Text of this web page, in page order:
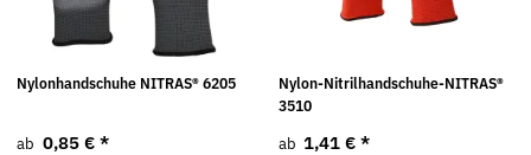
Nylonhandschuhe NITRAS® 6205
ab 0,85 € *
Nylon-Nitrilhandschuhe-NITRAS®
3510
ab 1,41 € *